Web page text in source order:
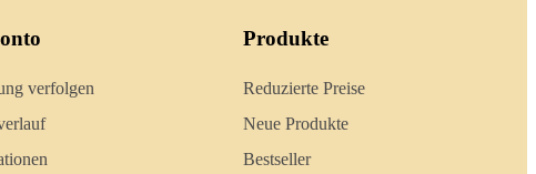
verfolgen
Produkte
Reduzierte Preise
Neue Produkte
Bestseller